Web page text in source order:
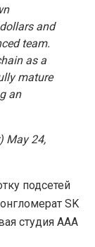
and
team.
as a
mature
an
May 24,
подсетей
SK
студия AAA